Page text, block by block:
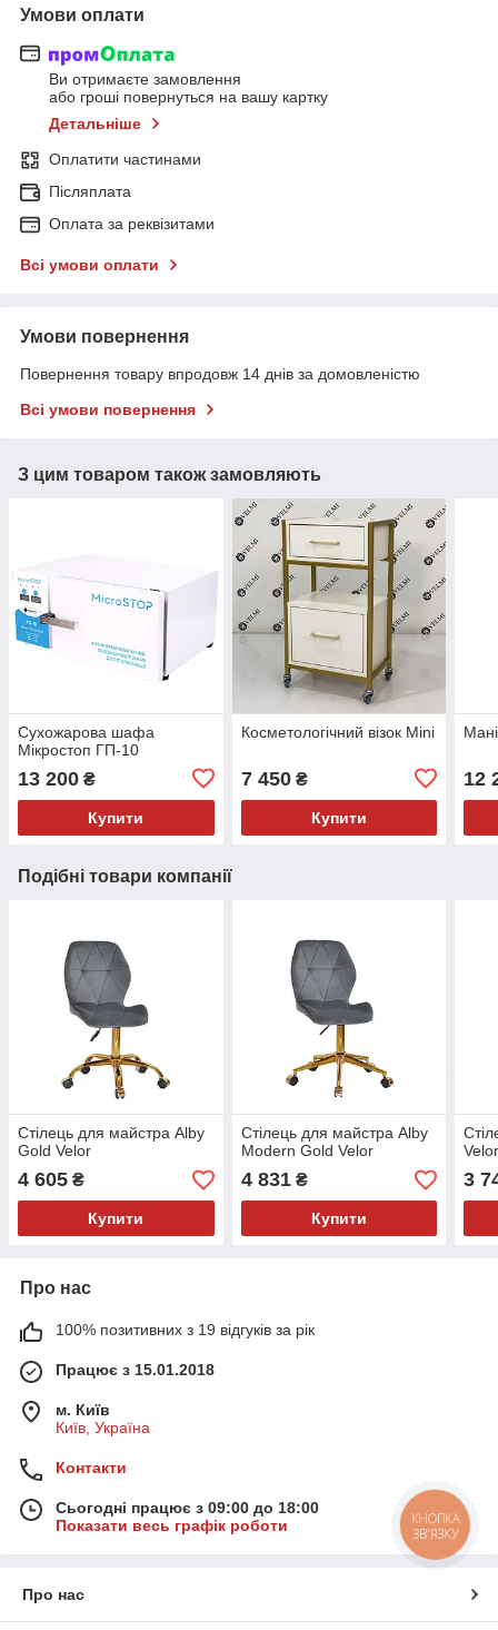
Умови оплати
Ви отримаєте замовлення
або гроші повернуться на вашу картку
Детальніше
Оплатити частинами
Післяплата
Оплата за реквізитами
Всі умови оплати
Умови повернення
Повернення товару впродовж 14 днів за домовленістю
Всі умови повернення
З цим товаром також замовляють
Сухожарова шафа
Мікростоп ГП-10
13 200 ₴
Купити
Косметологічний візок Mini
7 450₴
Купити
12
Подібні товари компанії
Стілець для майстра Alby
Gold Velor
4 605 ₴
Купити
Стілець для майстра Alby
Modern Gold Velor
4 831₴
Купити
3
Про нас
100% позитивних з 19 відгуків за рік
Працює з 15.01.2018
м. Київ
Київ, Україна
Контакти
Сьогодні працює з 09:00 до 18:00
Показати весь графік роботи
Про нас
КНОПКА
ЗВ'ЯЗКУ